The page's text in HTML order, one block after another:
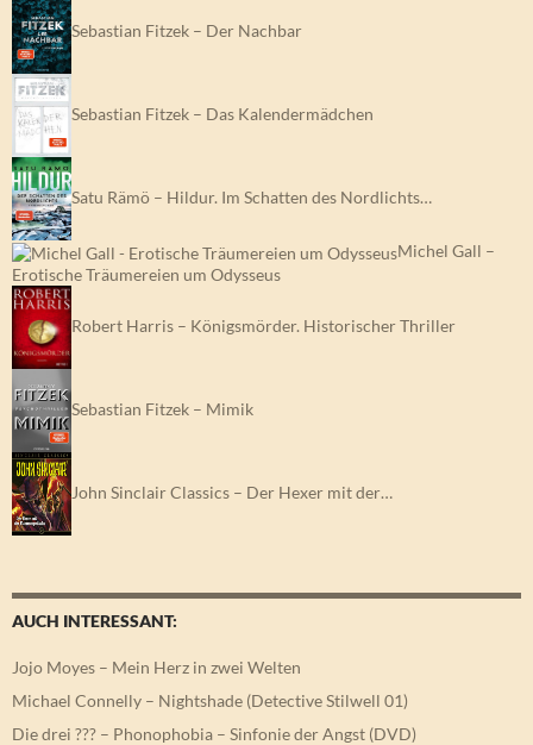
Sebastian Fitzek – Der Nachbar
Sebastian Fitzek – Das Kalendermädchen
Satu Rämö – Hildur. Im Schatten des Nordlichts…
Michel Gall –
Erotische Träumereien um Odysseus
Robert Harris – Königsmörder. Historischer Thriller
Sebastian Fitzek – Mimik
John Sinclair Classics – Der Hexer mit der…
AUCH INTERESSANT:
Jojo Moyes – Mein Herz in zwei Welten
Michael Connelly – Nightshade (Detective Stilwell 01)
Die drei ??? – Phonophobia – Sinfonie der Angst (DVD)